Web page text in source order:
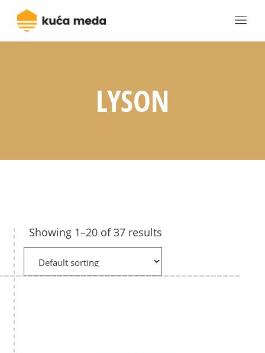
LYSON
Showing 1–20 of 37 results